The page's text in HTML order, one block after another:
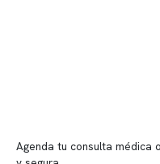
Agenda tu consulta médica